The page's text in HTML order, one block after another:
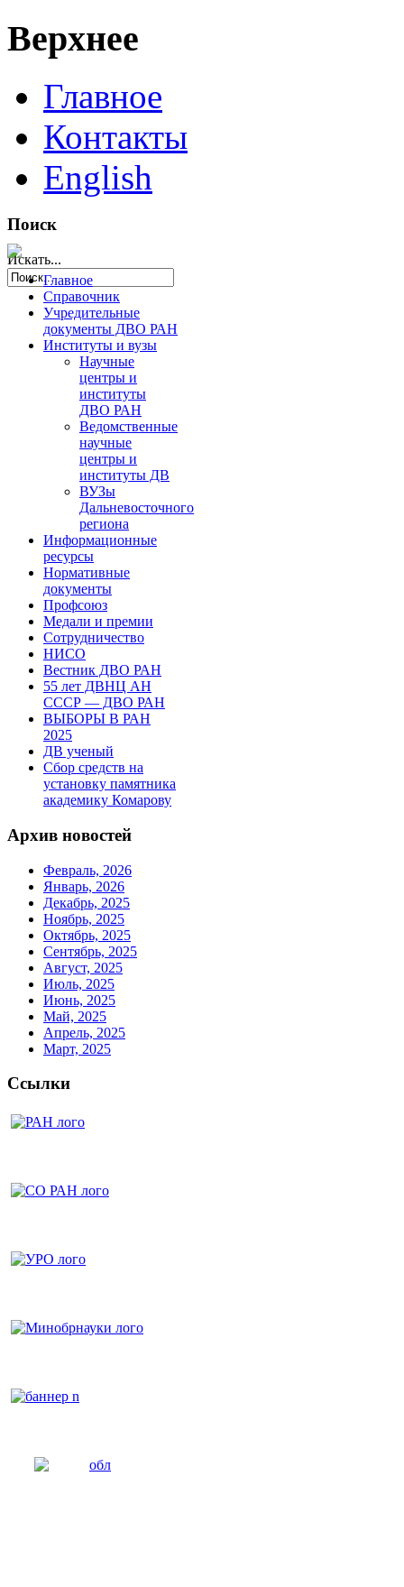
Верхнее
Главное
Контакты
English
Поиск
Искать...
Главное
Справочник
Учредительные
документы ДВО РАН
Институты и вузы
Научные
центры и
институты
ДВО РАН
Ведомственные
научные
центры и
институты ДВ
ВУЗы
Дальневосточного
региона
Информационные
ресурсы
Нормативные
документы
Профсоюз
Медали и премии
Сотрудничество
НИСО
Вестник ДВО РАН
55 лет ДВНЦ АН
СССР — ДВО РАН
ВЫБОРЫ В РАН
2025
ДВ ученый
Сбор средств на
установку памятника
академику Комарову
Архив новостей
Февраль, 2026
Январь, 2026
Декабрь, 2025
Ноябрь, 2025
Октябрь, 2025
Сентябрь, 2025
Август, 2025
Июль, 2025
Июнь, 2025
Май, 2025
Апрель, 2025
Март, 2025
Ссылки